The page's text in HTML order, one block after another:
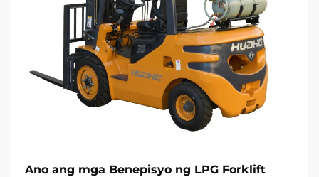
Ano ang mga Benepisyo ng LPG Forklift